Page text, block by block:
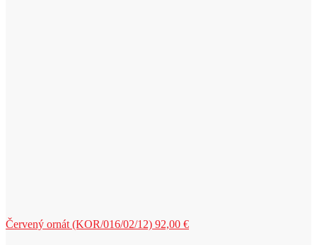
Červený ornát (KOR/016/02/12) 92,00 €